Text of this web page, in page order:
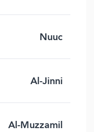
Nuuc
Al-Jinni
Al-Muzzamil